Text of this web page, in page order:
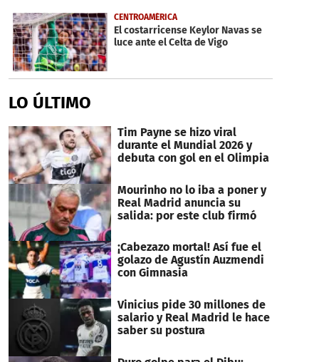
50
seconds
CENTROAMÉRICA
El costarricense Keylor Navas se
luce ante el Celta de Vigo
LO ÚLTIMO
Tim Payne se hizo viral
durante el Mundial 2026 y
debuta con gol en el Olimpia
Mourinho no lo iba a poner y
Real Madrid anuncia su
salida: por este club firmó
¡Cabezazo mortal! Así fue el
golazo de Agustín Auzmendi
con Gimnasia
Vinicius pide 30 millones de
salario y Real Madrid le hace
saber su postura